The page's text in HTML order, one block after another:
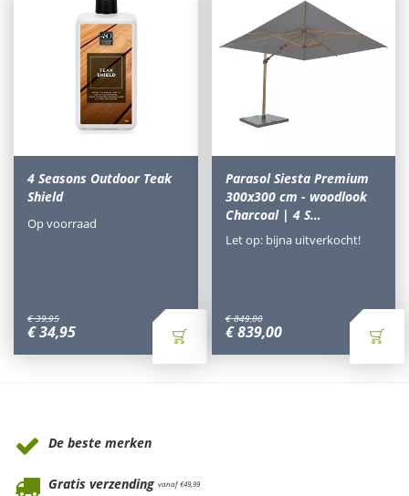
4 Seasons Outdoor Teak
Shield
€ 39,95
€34,95
Op voorraad
Parasol Siesta Premium
300x300 cm - woodlook
Charcoal | 4 S…
€ 849,00
€ 839,00
Let op: bijna uitverkocht!
De beste merken
Gratis verzending vanaf €49,99